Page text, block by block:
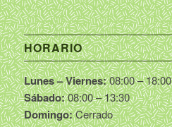
HORARIO
Lunes – Viernes:08:00 – 18:00
Sábado:08:00 – 13:30
Domingo:Cerrado